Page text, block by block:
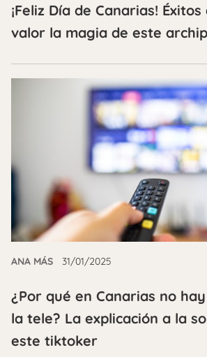
¡Feliz Día de Canarias!
valor la magia de este
ANA MÁS 31/01/2025
¿Por qué en Canarias no
la tele? La explicación a la
este tiktoker